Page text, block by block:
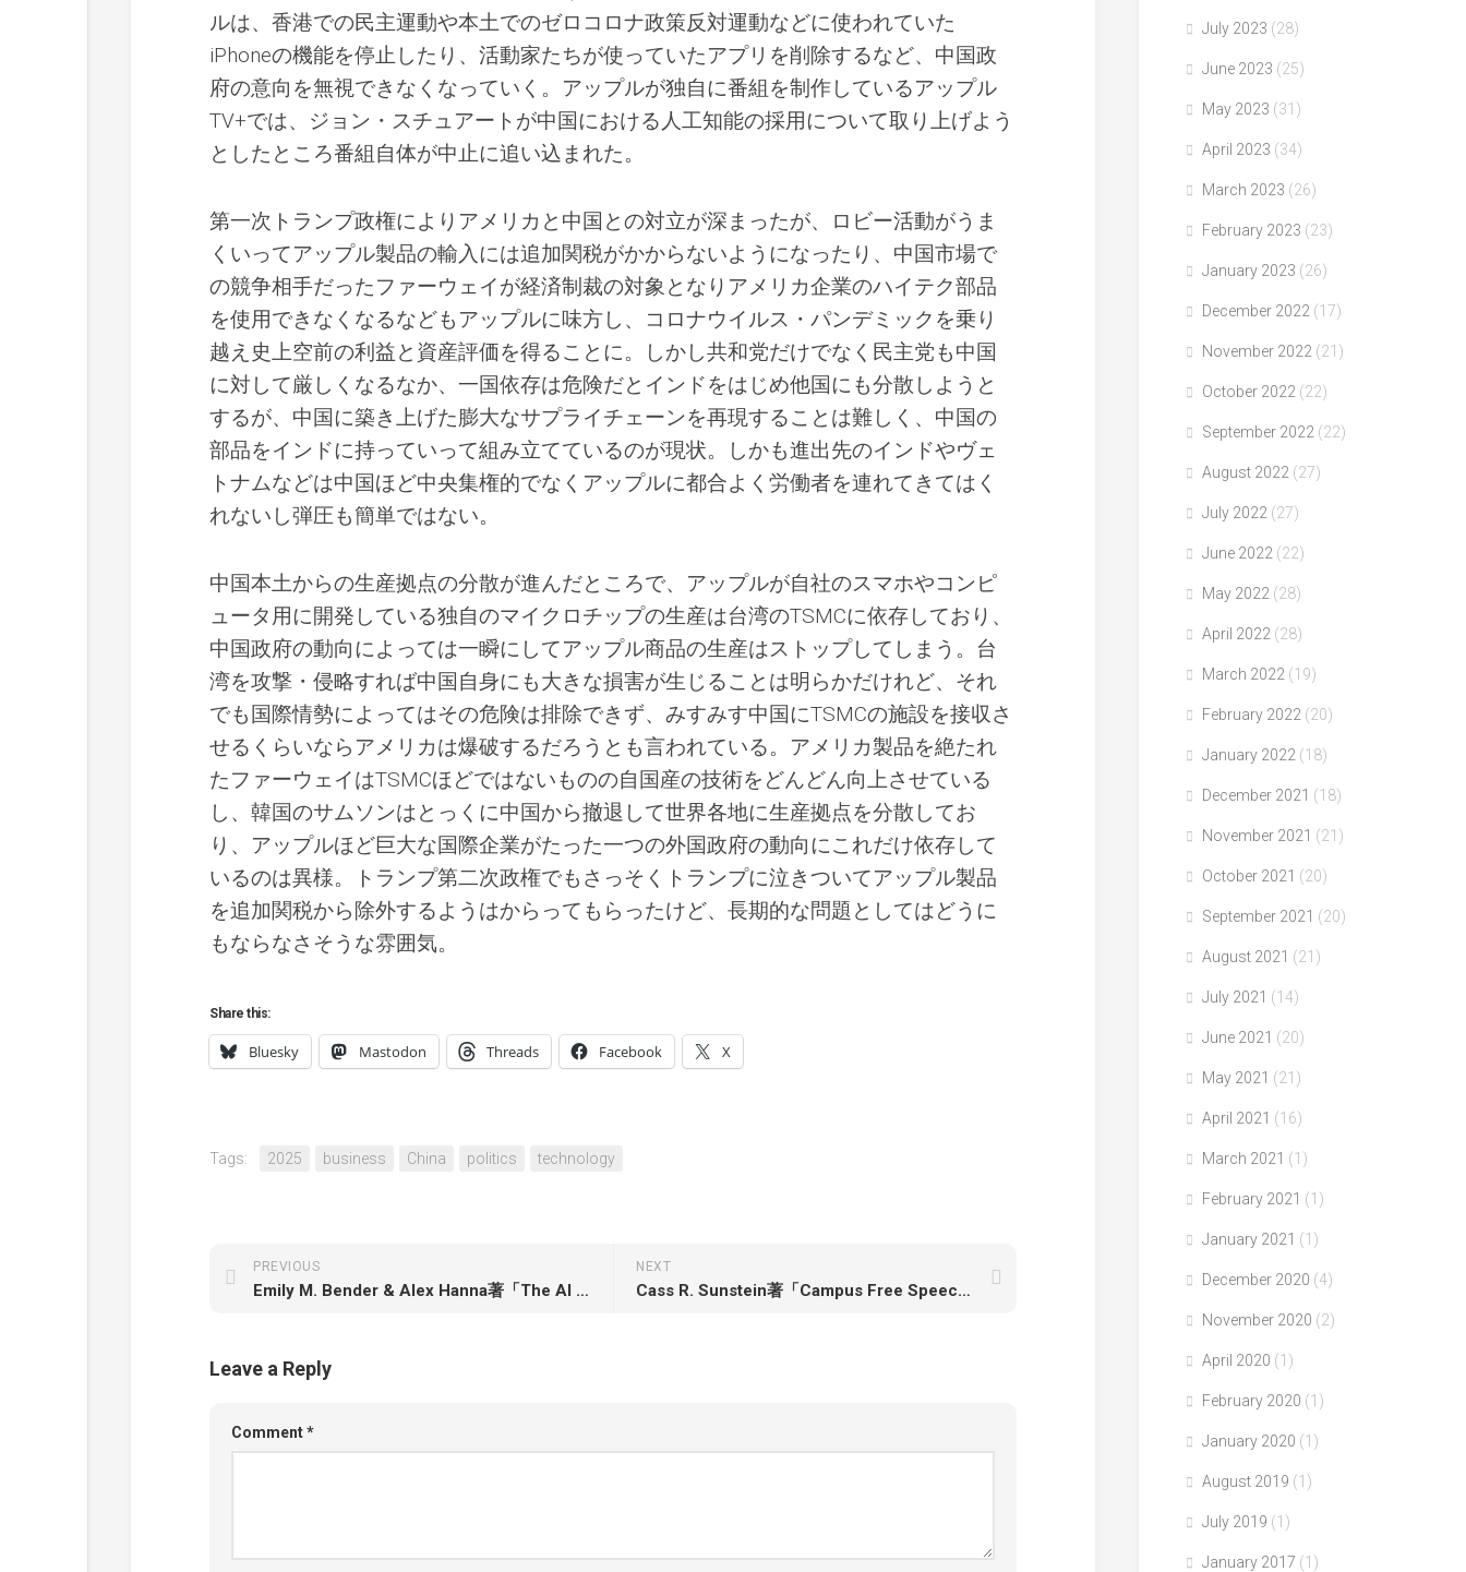
ルは、香港での民主運動や本土でのゼロコロナ政策反対運動などに使われていた
iPhoneの機能を停止したり、活動家たちが使っていたアプリを削除するなど、中国政
府の意向を無視できなくなっていく。アップルが独自に番組を制作しているアップル
TV+では、ジョン・スチュアートが中国における人工知能の採用について取り上げよう
としたところ番組自体が中止に追い込まれた。
第一次トランプ政権によりアメリカと中国との対立が深まったが、ロビー活動がうま
くいってアップル製品の輸入には追加関税がかからないようになったり、中国市場で
の競争相手だったファーウェイが経済制裁の対象となりアメリカ企業のハイテク部品
を使用できなくなるなどもアップルに味方し、コロナウイルス・パンデミックを乗り
越え史上空前の利益と資産評価を得ることに。しかし共和党だけでなく民主党も中国
に対して厳しくなるなか、一国依存は危険だとインドをはじめ他国にも分散しようと
するが、中国に築き上げた膨大なサプライチェーンを再現することは難しく、中国の
部品をインドに持っていって組み立てているのが現状。しかも進出先のインドやヴェ
トナムなどは中国ほど中央集権的でなくアップルに都合よく労働者を連れてきてはく
れないし弾圧も簡単ではない。
中国本土からの生産拠点の分散が進んだところで、アップルが自社のスマホやコンピ
ュータ用に開発している独自のマイクロチップの生産は台湾のTSMCに依存しており、
中国政府の動向によっては一瞬にしてアップル商品の生産はストップしてしまう。台
湾を攻撃・侵略すれば中国自身にも大きな損害が生じることは明らかだけれど、それ
でも国際情勢によってはその危険は排除できず、みすみす中国にTSMCの施設を接収さ
せるくらいならアメリカは爆破するだろうとも言われている。アメリカ製品を絶たれ
たファーウェイはTSMCほどではないものの自国産の技術をどんどん向上させている
し、韓国のサムソンはとっくに中国から撤退して世界各地に生産拠点を分散してお
り、アップルほど巨大な国際企業がたった一つの外国政府の動向にこれだけ依存して
いるのは異様。トランプ第二次政権でもさっそくトランプに泣きついてアップル製品
を追加関税から除外するようはからってもらったけど、長期的な問題としてはどうに
もならなさそうな雰囲気。
Share this:
Bluesky Mastodon Threads Facebook X
Tags: 2025 business China politics technology
NEXT
Cass R. Sunstein著「Campus Free Speech: A Pocket Guide」
PREVIOUS
Emily M. Bender & Alex Hanna著「The AI Con: How to Fight Big Tech’s Hype and Create the Future We Want」
Leave a Reply
Comment*
July 2023 (28)
June 2023 (25)
May 2023 (31)
April 2023 (34)
March 2023 (26)
February 2023 (23)
January 2023 (26)
December 2022 (17)
November 2022 (21)
October 2022 (22)
September 2022 (22)
August 2022 (27)
July 2022 (27)
June 2022 (22)
May 2022 (28)
April 2022 (28)
March 2022 (19)
February 2022 (20)
January 2022 (18)
December 2021 (18)
November 2021 (21)
October 2021 (20)
September 2021 (20)
August 2021 (21)
July 2021 (14)
June 2021 (20)
May 2021 (21)
April 2021 (16)
March 2021 (1)
February 2021 (1)
January 2021 (1)
December 2020 (4)
November 2020 (2)
April 2020 (1)
February 2020 (1)
January 2020 (1)
August 2019 (1)
July 2019 (1)
January 2017 (1)